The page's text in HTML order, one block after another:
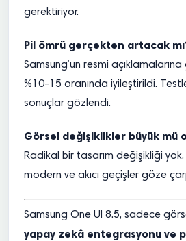
gerektiriyor.
Pil ömrü gerçekten artacak
Samsung’un resmi
%10-15 oranında iyileştirildi.
sonuçlar gözlendi.
Görsel değişiklikler büyük mü
Radikal bir tasarım değişikliği
modern ve akıcı geçişler göze
Samsung One UI 8.5, sadece
yapay zekâ entegrasyonu ve